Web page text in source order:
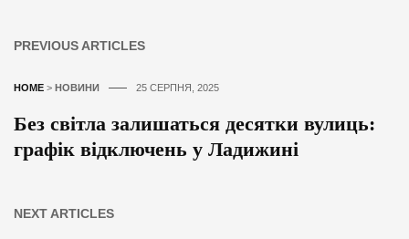
PREVIOUS ARTICLES
HOME > НОВИНИ 25 СЕРПНЯ, 2025
Без світла залишаться десятки вулиць:
графік відключень у Ладижині
NEXT ARTICLES